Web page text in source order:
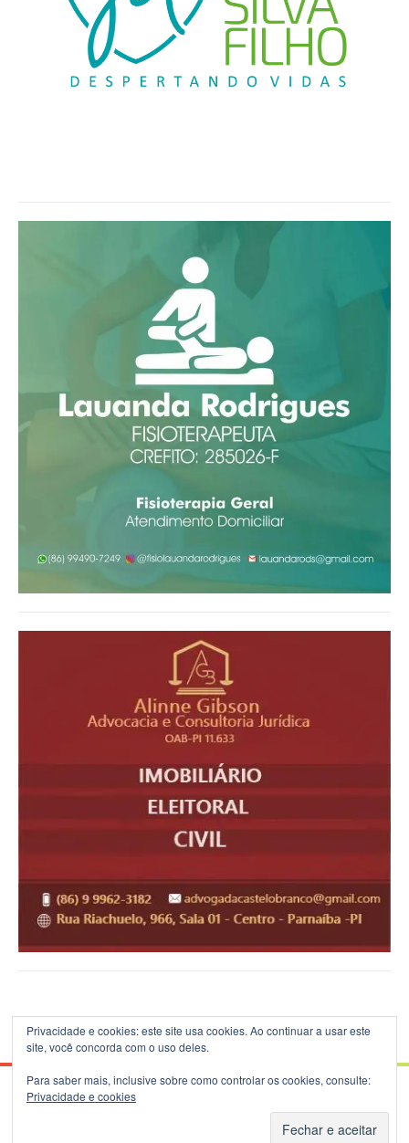
© 2026 Blog do B.Silva - Theme: Patus by FameThemes.
Privacidade e cookies: este site usa cookies. Ao continuar a usar este
site, você concorda com o uso deles.
Para saber mais, inclusive sobre como controlar os cookies, consulte:
Privacidade e cookies